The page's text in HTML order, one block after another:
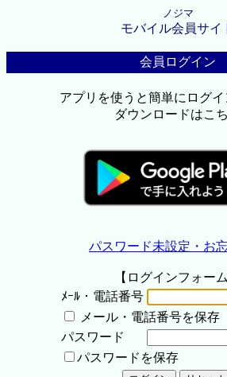
ノジマ
モバイル会員サイ
会員ログイン
アプリを使うと簡単にログ
ダウンロードはこ
パスワード未設定・お
【ログインフォーム
ﾒｰﾙ・電話番号
メール・電話番号を保存
パスワード
パスワードを保存